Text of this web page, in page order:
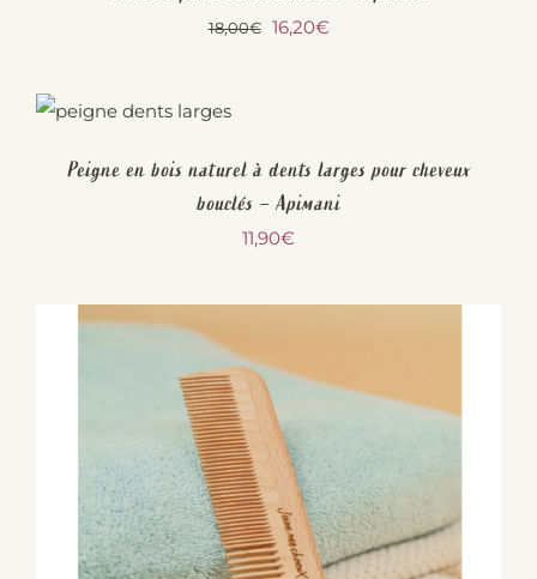
18,00€ Le
18,00€.
16,20€Le
16,20€.
Peigne en bois naturel à dents larges pour cheveux
bouclés – Apimani
11,90€